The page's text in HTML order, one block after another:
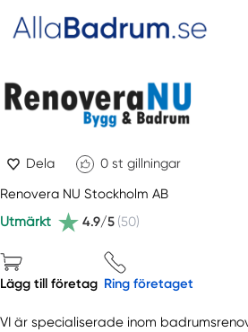
Dela 0 st gillningar
Renovera NU Stockholm AB
Utmärkt
4.9/5 (50)
Lägg till företag Ring företaget
VI är specialiserade inom